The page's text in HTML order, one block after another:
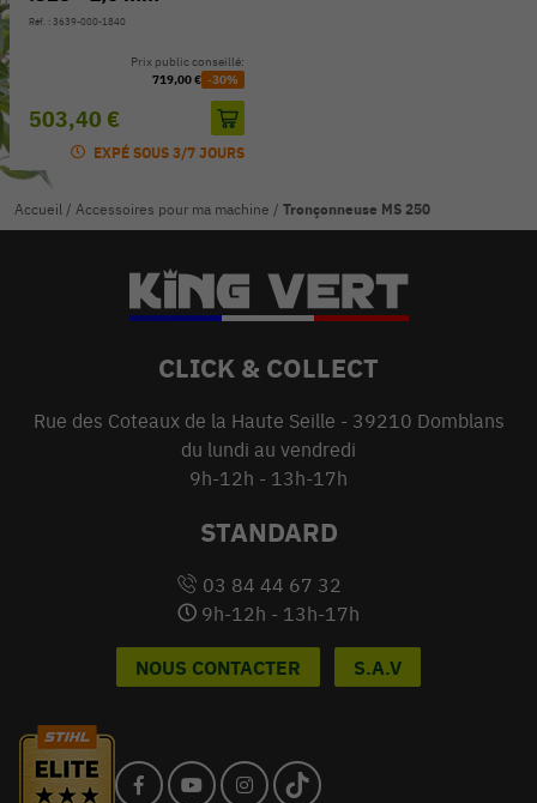
Réf. : 3639-000-1840
503,40 €
Prix public conseillé:
719,00 € -30%
EXPÉ SOUS 3/7 JOURS
Accueil / Accessoires pour ma machine / Tronçonneuse MS 250
CLICK & COLLECT
Rue des Coteaux de la Haute Seille - 39210 Domblans
du lundi au vendredi
9h-12h - 13h-17h
STANDARD
03 84 44 67 32
9h-12h - 13h-17h
NOUS CONTACTER S.A.V